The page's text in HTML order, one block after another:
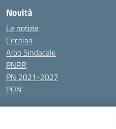
Novità
Le notizie
Circolari
Albo Sindacale
PNRR
PN 2021-2027
PON
Tutti gli argomenti